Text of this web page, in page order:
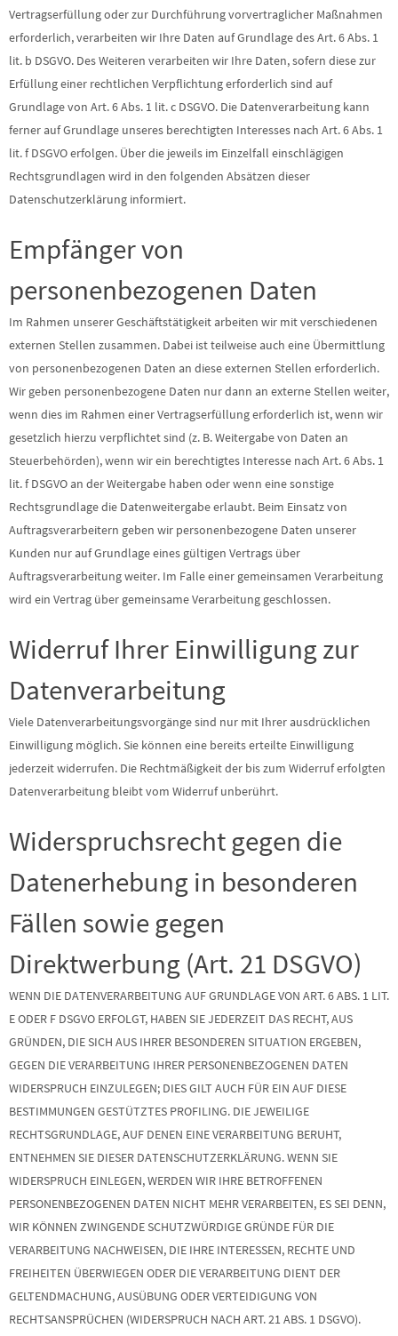
Vertragserfüllung oder zur Durchführung vorvertraglicher Maßnahmen
erforderlich, verarbeiten wir Ihre Daten auf Grundlage des Art. 6 Abs. 1
lit. b DSGVO. Des Weiteren verarbeiten wir Ihre Daten, sofern diese zur
Erfüllung einer rechtlichen Verpflichtung erforderlich sind auf
Grundlage von Art. 6 Abs. 1 lit. c DSGVO. Die Datenverarbeitung kann
ferner auf Grundlage unseres berechtigten Interesses nach Art. 6 Abs. 1
lit. f DSGVO erfolgen. Über die jeweils im Einzelfall einschlägigen
Rechtsgrundlagen wird in den folgenden Absätzen dieser
Datenschutzerklärung informiert.
Empfänger von
personenbezogenen Daten
Im Rahmen unserer Geschäftstätigkeit arbeiten wir mit verschiedenen
externen Stellen zusammen. Dabei ist teilweise auch eine Übermittlung
von personenbezogenen Daten an diese externen Stellen erforderlich.
Wir geben personenbezogene Daten nur dann an externe Stellen weiter,
wenn dies im Rahmen einer Vertragserfüllung erforderlich ist, wenn wir
gesetzlich hierzu verpflichtet sind (z. B. Weitergabe von Daten an
Steuerbehörden), wenn wir ein berechtigtes Interesse nach Art. 6 Abs. 1
lit. f DSGVO an der Weitergabe haben oder wenn eine sonstige
Rechtsgrundlage die Datenweitergabe erlaubt. Beim Einsatz von
Auftragsverarbeitern geben wir personenbezogene Daten unserer
Kunden nur auf Grundlage eines gültigen Vertrags über
Auftragsverarbeitung weiter. Im Falle einer gemeinsamen Verarbeitung
wird ein Vertrag über gemeinsame Verarbeitung geschlossen.
Widerruf Ihrer Einwilligung zur
Datenverarbeitung
Viele Datenverarbeitungsvorgänge sind nur mit Ihrer ausdrücklichen
Einwilligung möglich. Sie können eine bereits erteilte Einwilligung
jederzeit widerrufen. Die Rechtmäßigkeit der bis zum Widerruf erfolgten
Datenverarbeitung bleibt vom Widerruf unberührt.
Widerspruchsrecht gegen die
Datenerhebung in besonderen
Fällen sowie gegen
Direktwerbung (Art. 21 DSGVO)
WENN DIE DATENVERARBEITUNG AUF GRUNDLAGE VON ART. 6 ABS. 1 LIT.
E ODER F DSGVO ERFOLGT, HABEN SIE JEDERZEIT DAS RECHT, AUS
GRÜNDEN, DIE SICH AUS IHRER BESONDEREN SITUATION ERGEBEN,
GEGEN DIE VERARBEITUNG IHRER PERSONENBEZOGENEN DATEN
WIDERSPRUCH EINZULEGEN; DIES GILT AUCH FÜR EIN AUF DIESE
BESTIMMUNGEN GESTÜTZTES PROFILING. DIE JEWEILIGE
RECHTSGRUNDLAGE, AUF DENEN EINE VERARBEITUNG BERUHT,
ENTNEHMEN SIE DIESER DATENSCHUTZERKLÄRUNG. WENN SIE
WIDERSPRUCH EINLEGEN, WERDEN WIR IHRE BETROFFENEN
PERSONENBEZOGENEN DATEN NICHT MEHR VERARBEITEN, ES SEI DENN,
WIR KÖNNEN ZWINGENDE SCHUTZWÜRDIGE GRÜNDE FÜR DIE
VERARBEITUNG NACHWEISEN, DIE IHRE INTERESSEN, RECHTE UND
FREIHEITEN ÜBERWIEGEN ODER DIE VERARBEITUNG DIENT DER
GELTENDMACHUNG, AUSÜBUNG ODER VERTEIDIGUNG VON
RECHTSANSPRÜCHEN (WIDERSPRUCH NACH ART. 21 ABS. 1 DSGVO).